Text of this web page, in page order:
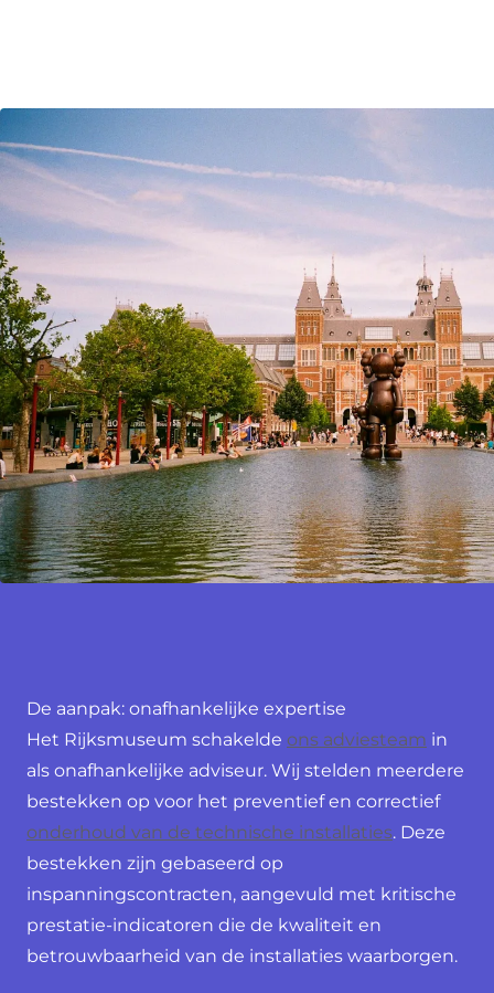
De aanpak: onafhankelijke expertise
Het Rijksmuseum schakelde ons adviesteam in
als onafhankelijke adviseur. Wij stelden meerdere
bestekken op voor het preventief en correctief
onderhoud van de technische installaties. Deze
bestekken zijn gebaseerd op
inspanningscontracten, aangevuld met kritische
prestatie-indicatoren die de kwaliteit en
betrouwbaarheid van de installaties waarborgen.